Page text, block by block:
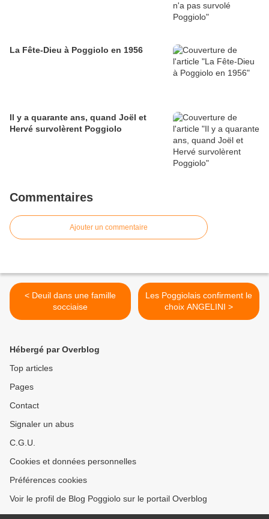
La Fête-Dieu à Poggiolo en 1956
Il y a quarante ans, quand Joël et
Hervé survolèrent Poggiolo
Commentaires
Ajouter un commentaire
< Deuil dans une famille
socciaise
Les Poggiolais confirment le
choix ANGELINI >
Hébergé par Overblog
Top articles
Pages
Contact
Signaler un abus
C.G.U.
Cookies et données personnelles
Préférences cookies
Voir le profil de Blog Poggiolo sur le portail Overblog